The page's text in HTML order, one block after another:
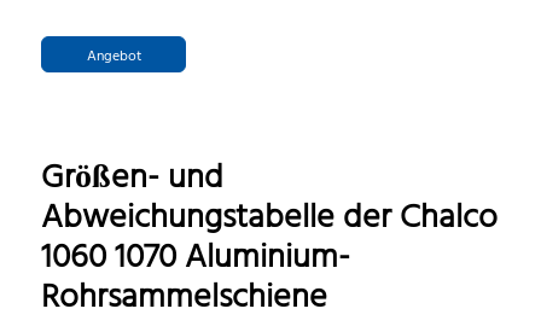
Angebot
Größen- und
Abweichungstabelle der Chalco
1060 1070 Aluminium-
Rohrsammelschiene